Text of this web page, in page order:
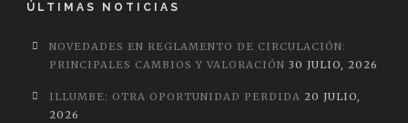
ÚLTIMAS NOTICIAS
NOVEDADES EN REGLAMENTO DE CIRCULACIÓN:
PRINCIPALES CAMBIOS Y VALORACIÓN 30 JULIO, 2026
ILLUMBE: OTRA OPORTUNIDAD PERDIDA 20 JULIO,
2026